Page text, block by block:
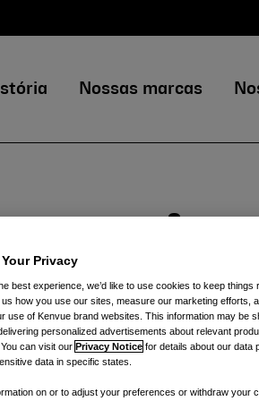
Nossas marcas
na
Privacy
best experience, we’d like to use cookies to keep
how you use our sites, measure our marketing efforts,
use of Kenvue brand websites. This information may be
personalized advertisements about relevant
can visit our Privacy Notice for details about our data
data in specific states.
on or to adjust your preferences or withdraw your